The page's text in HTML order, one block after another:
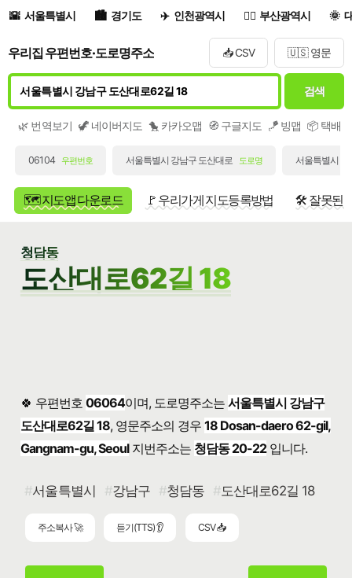
서울특별시 경기도 인천광역시 부산광역시
우리집 우편번호·도로명주소 📥 CSV 🇺🇸 영문
검색
🌿 번역보기 🦖 네이버지도 🐤 카카오맵 🧭 구글지도 🪁 빙맵 📦 택배/
06104 우편번호 서울특별시 강남구 도산대로 도로명 서울특별시
🗺️ 지도앱 다운로드 🚩 우리가게 지도등록방법 🛠️ 잘못된
청담동
도산대로62길 18
🍀 우편번호 06064이며, 도로명주소는서울특별시 강남구
도산대로62길 18, 영문주소의 경우18 Dosan-daero 62-gil,
Gangnam-gu, Seoul지번주소는 청담동 20-22입니다.
서울특별시 강남구 청담동 도산대로62길 18
주소복사 🚀 듣기(TTS) 👂 CSV 📥